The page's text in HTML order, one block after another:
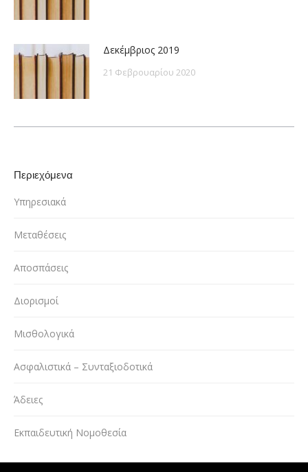
Δεκέμβριος 2019
21 Φεβρουαρίου 2020
Περιεχόμενα
Υπηρεσιακά
Μεταθέσεις
Αποσπάσεις
Διορισμοί
Μισθολογικά
Ασφαλιστικά – Συνταξιοδοτικά
Άδειες
Εκπαιδευτική Νομοθεσία